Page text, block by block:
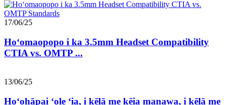
17/06/25
Hoʻomaopopo i ka 3.5mm Headset Compatibility
CTIA vs. OMTP ...
13/06/25
Hoʻohāpai ʻole ʻia, i kēlā me kēia manawa, i kēlā me